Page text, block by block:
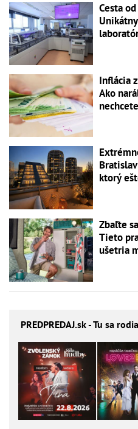
Cesta
Inflácia
Ako
ktorý
Zbaľte
Tieto
ušetria
PREDPREDAJ.sk - Tu sa